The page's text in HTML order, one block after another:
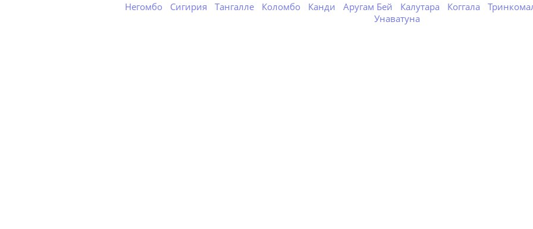
Негомбо Сигирия Тангалле Коломбо Канди Аругам Бей Калутара Коггала
Унаватуна